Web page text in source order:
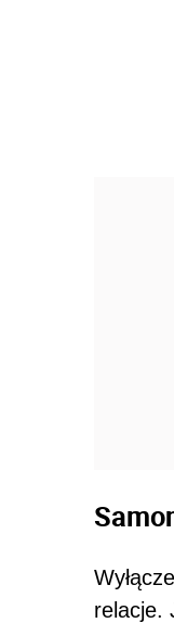
relacje.